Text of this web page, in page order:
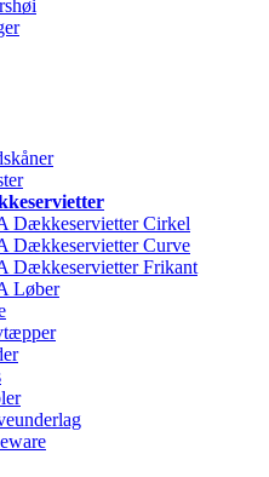
Dækkeservietter Cirkel
Dækkeservietter Curve
Dækkeservietter Frikant
Løber